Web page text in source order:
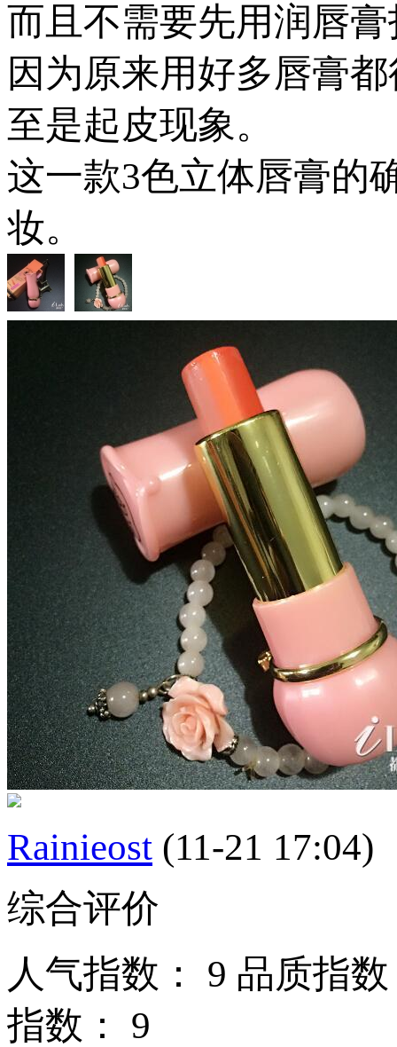
而且不需要先用润唇
因为原来用好多唇膏
至是起皮现象。
这一款3色立体唇膏的
妆。
Rainieost (11-21 17:04)
综合评价
人气指数：
9 品质指
指数：
9